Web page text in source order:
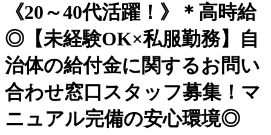
《20～40代活躍！》＊高時給
◎【未経験OK×私服勤務】自
治体の給付金に関するお問い
合わせ窓口スタッフ募集！マ
ニュアル完備の安心環境◎